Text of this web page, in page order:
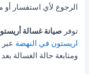
الرجوع لأي استفسار أو
توفرصيانة غسالة
اريستون في النهضة عبر
ومتابعة حالة الغسالة